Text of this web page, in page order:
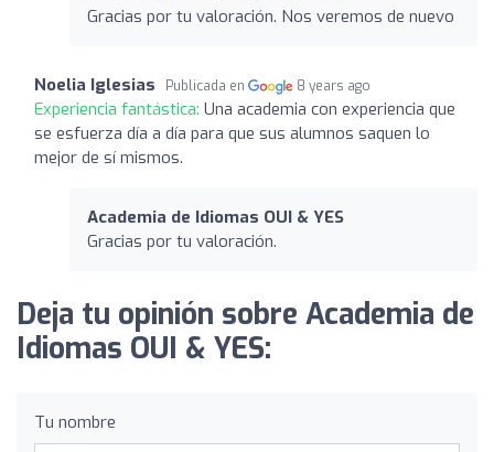
Gracias por tu valoración. Nos veremos de nuevo
Noelia Iglesias Publicada en 8 years ago
Experiencia fantástica: Una academia con experiencia que
se esfuerza día a día para que sus alumnos saquen lo
mejor de sí mismos.
Academia de Idiomas OUI & YES
Gracias por tu valoración.
Deja tu opinión sobre Academia de
Idiomas OUI & YES:
Tu nombre